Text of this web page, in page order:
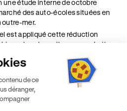
une étude interne de octobre
des auto-écoles situées en
outre-mer.
est appliqué cette réduction
dans laquelle vous souhaitez
conformément à l'Article 6
de Vente
variable selon les droits acquis
donné pour un titulaire
Le reste à charge dépend du
Personnel de Formation et du
de ce
déranger,